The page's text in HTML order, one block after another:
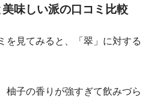
美味しい派の口コミ比較
を見てみると、「翠」に対する
柚子の香りが強すぎて飲みづら